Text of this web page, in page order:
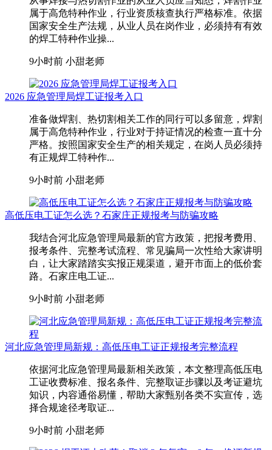
属于高危特种作业，行业资质核查执行严格标准。依据
国家安全生产法规，从业人员在岗作业，必须持有有效
的焊工特种作业操...
9小时前 小甜老师
2026 应急管理局焊工证报考入口
准备做焊割、热切割相关工作的同行可以多留意，焊割
属于高危特种作业，行业对于持证情况的检查一直十分
严格。按照国家安全生产的相关规定，在岗人员必须持
有正规焊工特种作...
9小时前 小甜老师
高低压电工证怎么选？石家庄正规报考与防骗攻略
我结合河北应急管理局最新的官方政策，把报考费用、
报考条件、完整考试流程、常见骗局一次性给大家讲明
白，让大家踏踏实实报正规渠道，避开市面上的低价套
路。石家庄电工证...
9小时前 小甜老师
河北应急管理局新规：高低压电工证正规报考完整流程
依据河北应急管理局最新相关政策，本文整理高低压电
工证收费标准、报名条件、完整取证步骤以及考证避坑
知识，内容通俗易懂，帮助大家甄别各类不实宣传，选
择合规途径考取证...
9小时前 小甜老师